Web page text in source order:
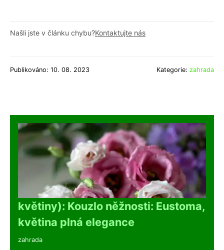
Našli jste v článku chybu?Kontaktujte nás
Publikováno: 10. 08. 2023 Kategorie: zahrada
květiny): Kouzlo něžnosti: Eustoma,
květina plná elegance
zahrada